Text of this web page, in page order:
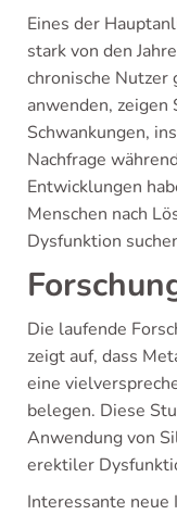
Eines der
stark von den
chronische
anwenden, zeigen
Schwankungen,
Nachfrage
Entwicklungen
Menschen nach
Dysfunktion
Die laufende
zeigt auf, dass
eine
belegen. Diese
Anwendung von
erektiler
Interessante neue